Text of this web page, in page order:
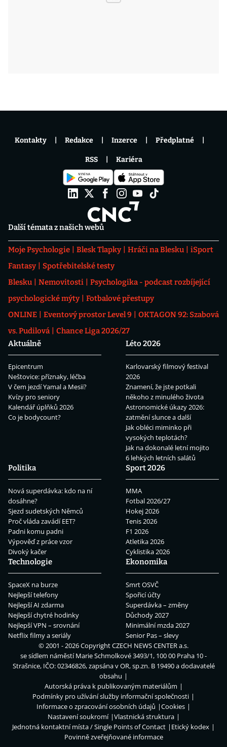
Další témata z našich webů
Moje Psychologie Blesk Tlapky Hráči na Blesku
iSport
Fantasy
Spotřebitelské testy
Blesku
Nemovitosti
Psychologika - podcast rozbíjející
psychologické mýty
Fotbalové přestupy
ONLINE
Eventový prostor Level 9
OKTAGON 92: Szabová
vs. Pudilová
Chance Liga 2026/27
Aktuálně
Epicentrum
Neštovice: příznaky, léčba
V čem jezdí Yamal a Mesii?
Kvízy pro seniory
Kalendář úplňků 2026
Co je bodycount?
Léto 2026
Karlovarský filmový festival
2026
Znamení, že jste potkali
někoho z minulého života
Astronomické úkazy 2026:
zatmění slunce a další
Jak obléci miminko při
vysokých teplotách?
Jak na dokonalé letní mojito
6 lehkých letních salátů
Politika
Nová superdávka: kdo na ní
dosáhne?
Sjezd sudetských Němců
Proč vláda zavádí EET?
Padni komu padni
Výpověď z práce vzor
Divoký kačer
Sport 2026
MMA
Fotbal 2026/27
Hokej 2026
Tenis 2026
F1 2026
Atletika 2026
Cyklistika 2026
Technologie
SpaceX na burze
Nejlepší telefony
Nejlepší AI zdarma
Nejlepší chytré hodinky
Nejlepší VPN – srovnání
Netflix filmy a seriály
Ekonomika
Smrt OSVČ
Spořicí účty
Superdávka – změny
Důchody 2027
Minimální mzda 2027
Senior Pas – slevy
Kontakty Redakce Inzerce Předplatné
RSS Kariéra
© 2001 - 2026 CopyrightCZECH NEWS CENTER a.s.
se sídlem náměstí Marie Schmolkové 3493/1, 100 00 Praha 10 -
Strašnice, IČO: 02346826, zapsána v OR, sp.zn. B 19490 a dodavatelé
obsahu
Autorská práva k publikovaným materiálům
Podmínky pro užívání služby informační společnosti
Informace o zpracování osobních údajů
Cookies
Nastavení soukromí
Vlastnická struktura
Jednotná kontaktní místa / Single Points of Contact
Etický kodex
Povinně zveřejňované informace